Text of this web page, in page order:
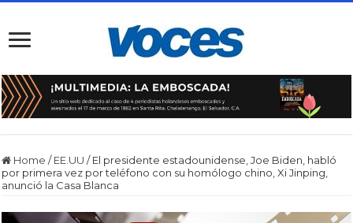
Home / EE.UU / El presidente estadounidense, Joe Biden, habló
por primera vez por teléfono con su homólogo chino, Xi Jinping,
anunció la Casa Blanca